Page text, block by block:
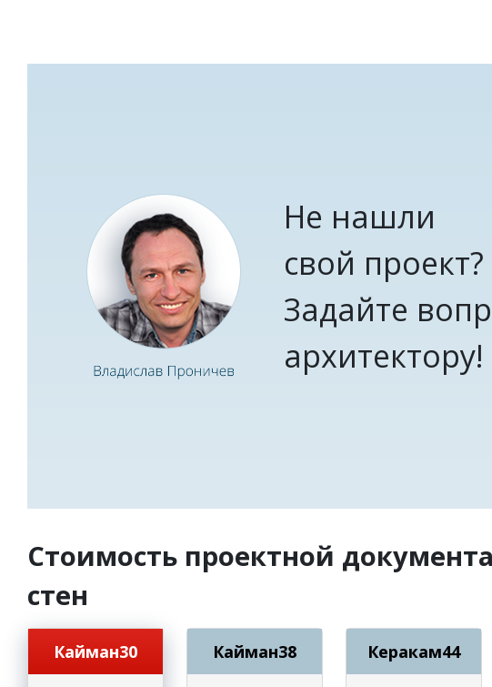
Не нашли
свой проект?
Задайте
архитектору!
Стоимость проектной
стен
Кайман30 Кайман38 Керакам44